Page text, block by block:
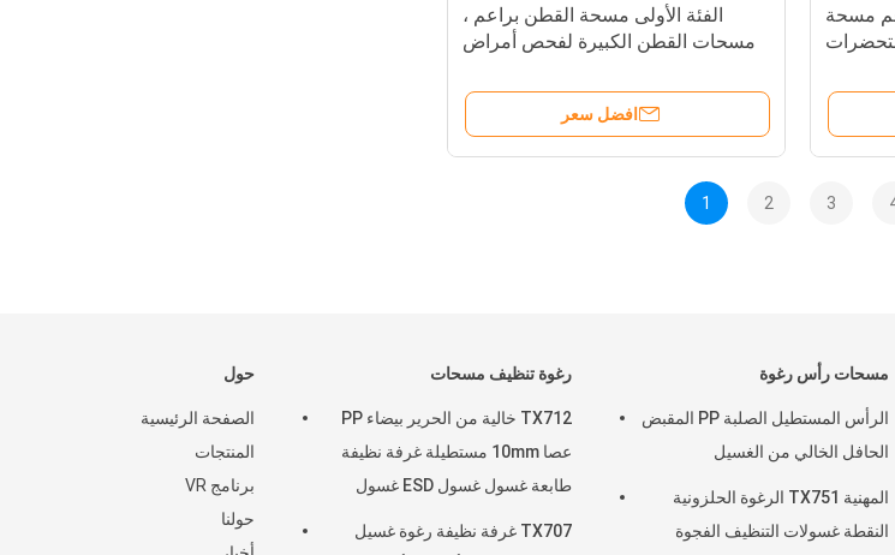
الفئة الأولى مسحة القطن براعم ،
مسحات القطن الكبيرة لفحص أمراض
افضل سعر
مسحة
1 2 3
حول
الصفحة الرئيسية
المنتجات
برنامج VR
حولنا
رغوة تنظيف مسحات
TX712 خالية من الحرير بيضاء PP
عصا 10mm مستطيلة غرفة نظيفة
طابعة غسول غسول ESD غسول
TX707 غرفة نظيفة رغوة غسيل
مسحات رأس رغوة
الرأس المستطيل الصلبة PP المقبض
الحافل الخالي من الغسيل
المهنية TX751 الرغوة الحلزونية
النقطة غسولات التنظيف الفجوة